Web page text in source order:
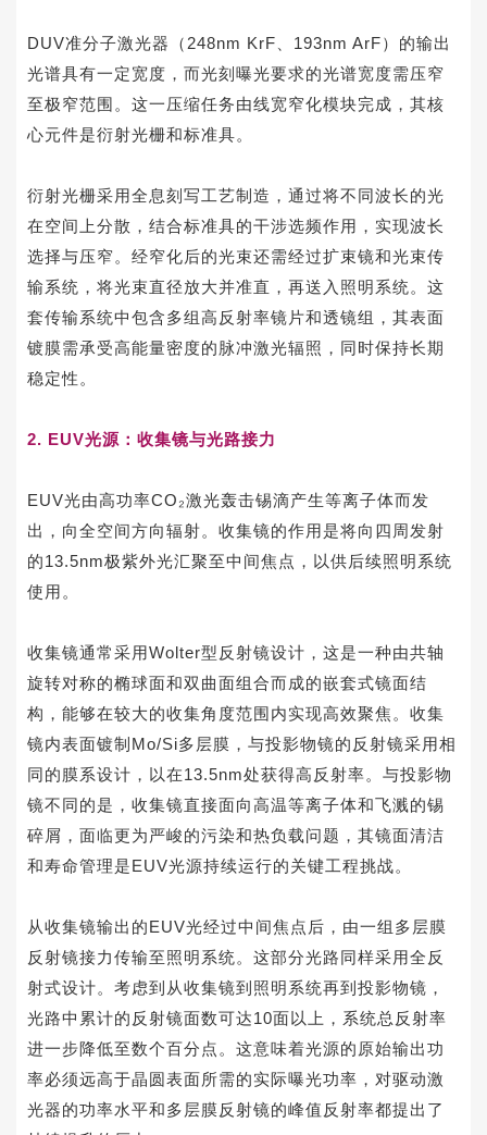
DUV准分子激光器（248nm KrF、193nm ArF）的输出
光谱具有一定宽度，而光刻曝光要求的光谱宽度需压窄
至极窄范围。这一压缩任务由线宽窄化模块完成，其核
心元件是衍射光栅和标准具。
衍射光栅采用全息刻写工艺制造，通过将不同波长的光
在空间上分散，结合标准具的干涉选频作用，实现波长
选择与压窄。经窄化后的光束还需经过扩束镜和光束传
输系统，将光束直径放大并准直，再送入照明系统。这
套传输系统中包含多组高反射率镜片和透镜组，其表面
镀膜需承受高能量密度的脉冲激光辐照，同时保持长期
稳定性。
2. EUV光源：收集镜与光路接力
EUV光由高功率CO₂激光轰击锡滴产生等离子体而发
出，向全空间方向辐射。收集镜的作用是将向四周发射
的13.5nm极紫外光汇聚至中间焦点，以供后续照明系统
使用。
收集镜通常采用Wolter型反射镜设计，这是一种由共轴
旋转对称的椭球面和双曲面组合而成的嵌套式镜面结
构，能够在较大的收集角度范围内实现高效聚焦。收集
镜内表面镀制Mo/Si多层膜，与投影物镜的反射镜采用相
同的膜系设计，以在13.5nm处获得高反射率。与投影物
镜不同的是，收集镜直接面向高温等离子体和飞溅的锡
碎屑，面临更为严峻的污染和热负载问题，其镜面清洁
和寿命管理是EUV光源持续运行的关键工程挑战。
从收集镜输出的EUV光经过中间焦点后，由一组多层膜
反射镜接力传输至照明系统。这部分光路同样采用全反
射式设计。考虑到从收集镜到照明系统再到投影物镜，
光路中累计的反射镜面数可达10面以上，系统总反射率
进一步降低至数个百分点。这意味着光源的原始输出功
率必须远高于晶圆表面所需的实际曝光功率，对驱动激
光器的功率水平和多层膜反射镜的峰值反射率都提出了